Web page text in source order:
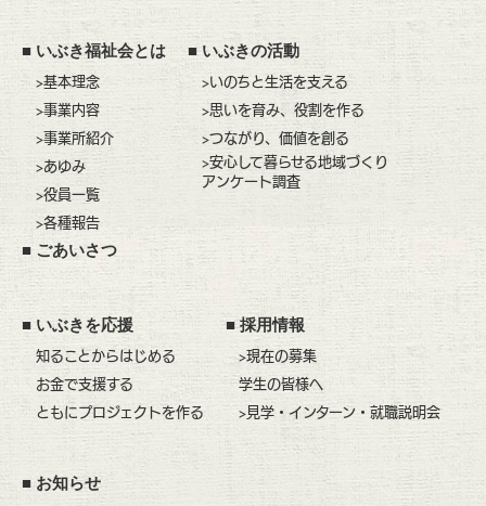
■ いぶき福祉会とは
>基本理念
>事業内容
>事業所紹介
>あゆみ
>役員一覧
>各種報告
■ごあいさつ
■いぶきの活動
>いのちと生活を支える
>思いを育み、役割を作る
>つながり、価値を創る
>安心して暮らせる地域づくり
アンケート調査
■いぶきを応援
知ることからはじめる
お金で支援する
ともにプロジェクトを作る
■採用情報
>現在の募集
学生の皆様へ
>見学・インターン・就職説明会
■ お知らせ